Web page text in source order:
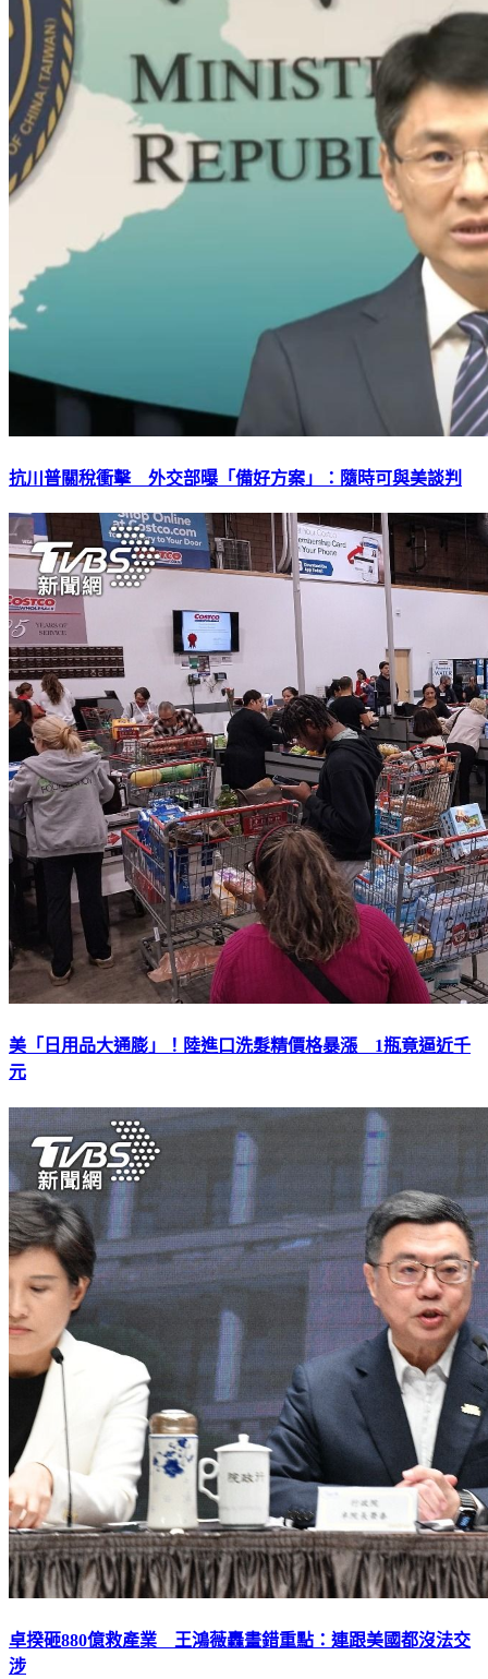
抗川普關稅衝擊 外交部曝「備好方案」：隨時可與美談判
美「日用品大通膨」！陸進口洗髮精價格暴漲 1瓶竟逼近千
元
卓揆砸880億救產業 王鴻薇轟畫錯重點：連跟美國都沒法交
涉